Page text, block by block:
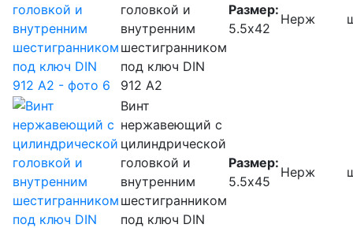
головкой и
внутренним
шестигранником
под ключ DIN
912 А2
Размер:
5.5х42
Нерж
Винт
нержавеющий с
цилиндрической
головкой и
внутренним
шестигранником
под ключ DIN
Размер:
5.5х45
Нерж